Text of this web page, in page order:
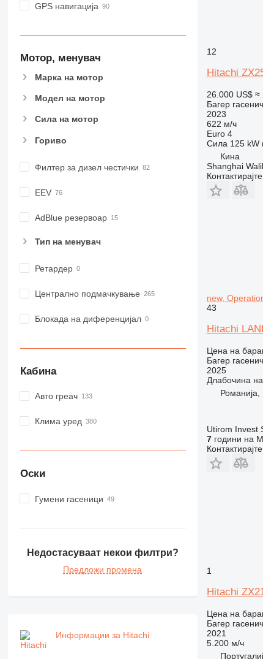
GPS навигација
Мотор, менувач
Марка на мотор
Модел на мотор
Сила на мотор
Гориво
Филтер за дизел честички
EEV
AdBlue резервоар
Тип на менувач
Ретардер
Централно подмачкување
Блокада на диференцијал
Кабина
Авто греач
Клима уред
Оски
Гумени гасеници
Недостасуваат некои филтри?
Предложи промена
Информации за Hitachi
12
Hitachi
26.000 US$ ≈
Багер
2023
622 м/ч
Euro 4
Сила 125 kW
Кина
Shanghai
new,
43
Hitachi
Цена на
Багер
2025
Длабочина
Utirom Invest
7години на
1
Hitachi
Цена на
Багер
2021
5.200 м/ч